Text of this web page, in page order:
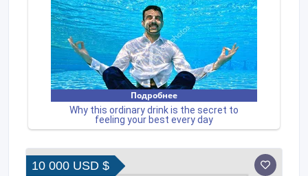
10 000 USD $